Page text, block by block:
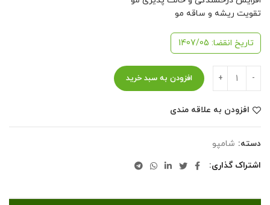
تقویت ریشه و ساقه مو
تاریخ انقضا: 1407/05
افزودن به سبد خرید
افزودن به علاقه مندی
دسته: شامپو
اشتراک گذاری